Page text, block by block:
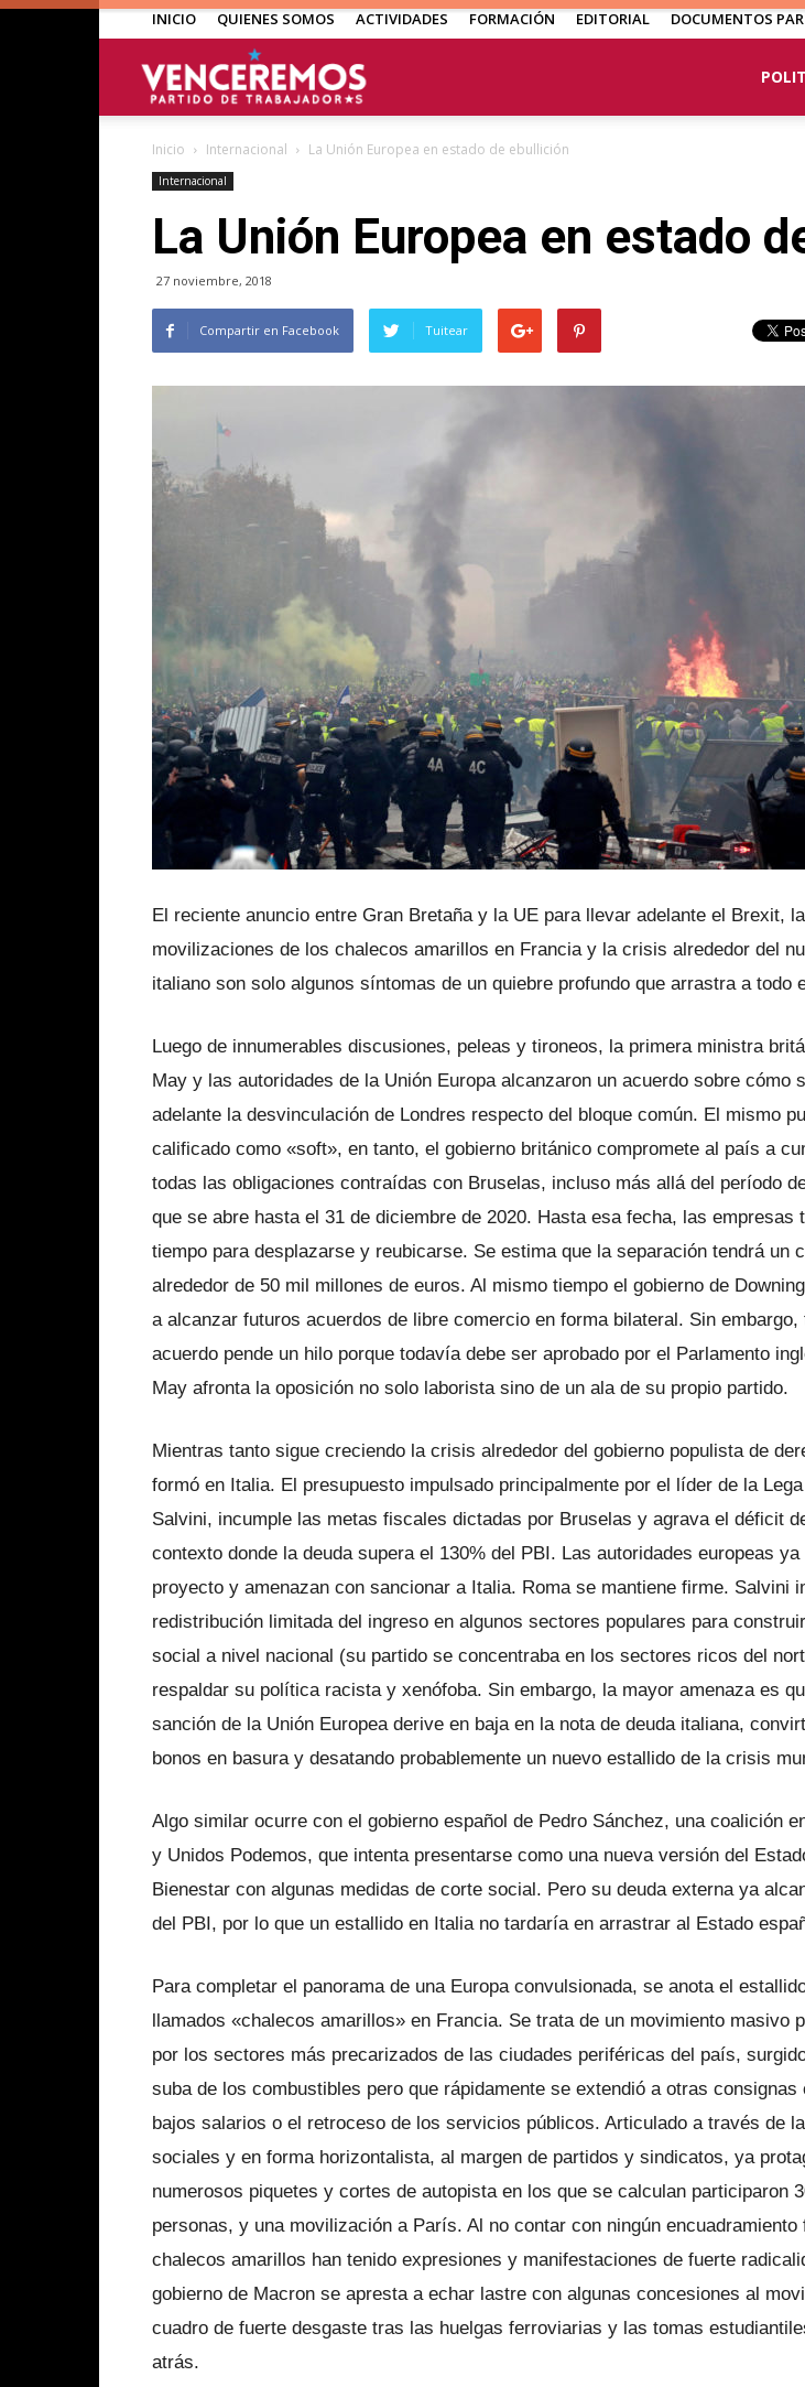
INICIO QUIENES SOMOS ACTIVIDADES FORMACIÓN EDITORIAL DOCUMENTOS
Inicio Internacional La Unión Europea en estado de ebullición
Internacional
La Unión Europea en estado
27 noviembre, 2018
Compartir en Facebook Tuitear
El reciente anuncio entre Gran Bretaña y la UE para llevar adelante el Brexit,
movilizaciones de los chalecos amarillos en Francia y la crisis alrededor del
italiano son solo algunos síntomas de un quiebre profundo que arrastra a todo
Luego de innumerables discusiones, peleas y tironeos, la primera ministra
May y las autoridades de la Unión Europa alcanzaron un acuerdo sobre cómo
adelante la desvinculación de Londres respecto del bloque común. El mismo
calificado como «soft», en tanto, el gobierno británico compromete al país a
todas las obligaciones contraídas con Bruselas, incluso más allá del período
que se abre hasta el 31 de diciembre de 2020. Hasta esa fecha, las empresas
tiempo para desplazarse y reubicarse. Se estima que la separación tendrá un
alrededor de 50 mil millones de euros. Al mismo tiempo el gobierno de
a alcanzar futuros acuerdos de libre comercio en forma bilateral. Sin embargo,
acuerdo pende un hilo porque todavía debe ser aprobado por el Parlamento
May afronta la oposición no solo laborista sino de un ala de su propio partido.
Mientras tanto sigue creciendo la crisis alrededor del gobierno populista de
formó en Italia. El presupuesto impulsado principalmente por el líder de la
Salvini, incumple las metas fiscales dictadas por Bruselas y agrava el déficit
contexto donde la deuda supera el 130% del PBI. Las autoridades europeas
proyecto y amenazan con sancionar a Italia. Roma se mantiene firme. Salvini
redistribución limitada del ingreso en algunos sectores populares para
social a nivel nacional (su partido se concentraba en los sectores ricos del
respaldar su política racista y xenófoba. Sin embargo, la mayor amenaza es
sanción de la Unión Europea derive en baja en la nota de deuda italiana,
bonos en basura y desatando probablemente un nuevo estallido de la crisis
Algo similar ocurre con el gobierno español de Pedro Sánchez, una coalición
y Unidos Podemos, que intenta presentarse como una nueva versión del
Bienestar con algunas medidas de corte social. Pero su deuda externa ya
del PBI, por lo que un estallido en Italia no tardaría en arrastrar al Estado
Para completar el panorama de una Europa convulsionada, se anota el
llamados «chalecos amarillos» en Francia. Se trata de un movimiento masivo
por los sectores más precarizados de las ciudades periféricas del país,
suba de los combustibles pero que rápidamente se extendió a otras consignas
bajos salarios o el retroceso de los servicios públicos. Articulado a través de
sociales y en forma horizontalista, al margen de partidos y sindicatos, ya
numerosos piquetes y cortes de autopista en los que se calculan participaron
personas, y una movilización a París. Al no contar con ningún encuadramiento
chalecos amarillos han tenido expresiones y manifestaciones de fuerte
gobierno de Macron se apresta a echar lastre con algunas concesiones al
cuadro de fuerte desgaste tras las huelgas ferroviarias y las tomas
atrás.